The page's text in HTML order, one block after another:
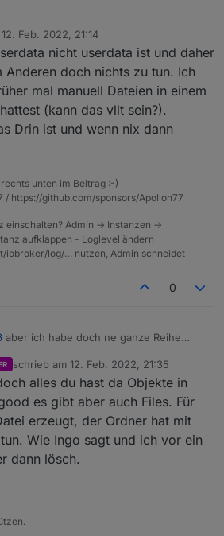
12. Feb. 2022, 21:14
von
nicht userdata ist und daher
Anderen doch nichts zu tun. Ich
mal manuell Dateien in einem
(kann das vllt sein?).
Drin ist und wenn nix dann
unten im Beitrag :-)
/ https://github.com/sponsors/Apollon77
einschalten? Admin -> Instanzen ->
aufklappen - Loglevel ändern
iobroker/log/… nutzen, Admin schneidet
0
aber ich habe doch ne ganze Reihe
, dieser aber janichtunter Dateien
OrdnerBenutzerdatensein? den gibts
normalerweise nicht?
schrieb am 12. Feb. 2022, 21:35
zuletzt editiert von
alles du hast da Objekte in
es gibt aber auch Files. Für
erzeugt, der Ordner hat mit
Wie Ingo sagt und ich vor ein
dann lösch.